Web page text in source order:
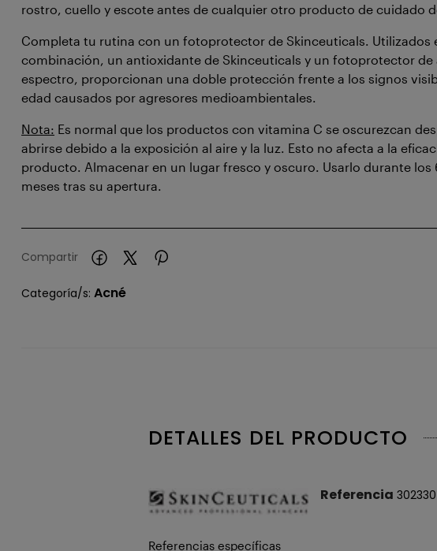
Compartir
rostro, cuello y escote antes de cualquier otro producto de cuidado
Completa tu rutina con un fotoprotector de Skinceuticals. Utilizados
combinación, un antioxidante de Skinceuticals y un fotoprotector de
espectro, proporcionan una doble protección frente a los signos
edad causados por agresores medioambientales.
Nota: Es normal que los productos con vitamina C se oscurezcan
abrirse debido a la exposición al aire y la luz. Esto no afecta a la
producto. Almacenar en un lugar fresco y oscuro. Usarlo durante los
meses tras su apertura.
Categoría/s: Acné
DETALLES DEL PRODUCTO
Referencia 302330
Referencias específicas